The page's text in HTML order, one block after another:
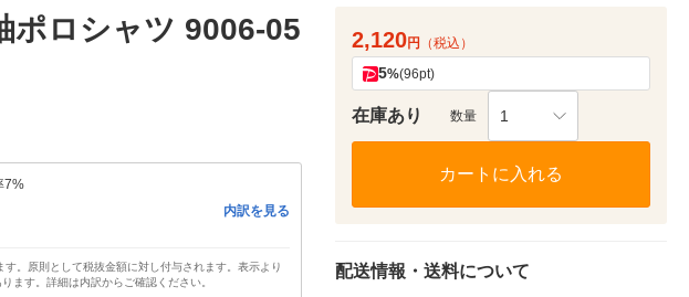
ポロシャツ 9006-05
7%
内訳を見る
。原則として税抜金額に対し付与されます。表示より
ます。詳細は内訳からご確認ください。
2,120円 （税込）
5%(96pt)
在庫あり 数量 1
カートに入れる
配送情報・送料について